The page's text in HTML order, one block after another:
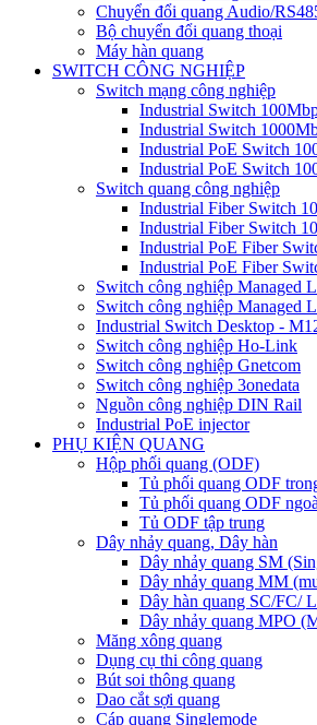
Chuyển đổi quang Audio/
Bộ chuyển đổi quang thoại
Máy hàn quang
SWITCH CÔNG NGHIỆP
Switch mạng công nghiệp
Industrial Switch
Industrial Switch
Industrial PoE Switch
Industrial PoE Switch
Switch quang công nghiệp
Industrial Fiber Switch
Industrial Fiber Switch
Industrial PoE Fiber
Industrial PoE Fiber
Switch công nghiệp Managed
Switch công nghiệp Managed
Industrial Switch Desktop -
Switch công nghiệp Ho-Link
Switch công nghiệp Gnetcom
Switch công nghiệp 3onedata
Nguồn công nghiệp DIN Rail
Industrial PoE injector
PHỤ KIỆN QUANG
Hộp phối quang (ODF)
Tủ phối quang ODF
Tủ phối quang ODF
Tủ ODF tập trung
Dây nhảy quang, Dây hàn
Dây nhảy quang SM
Dây nhảy quang MM
Dây hàn quang SC/FC/
Dây nhảy quang MPO
Măng xông quang
Dụng cụ thi công quang
Bút soi thông quang
Dao cắt sợi quang
Cáp quang Singlemode